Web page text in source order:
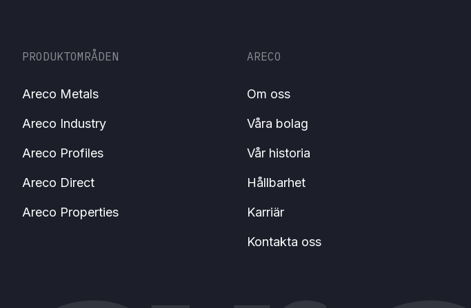
PRODUKTOMRÅDEN
Areco Metals
Areco Industry
Areco Profiles
Areco Direct
Areco Properties
ARECO
Om oss
Våra bolag
Vår historia
Hållbarhet
Karriär
Kontakta oss